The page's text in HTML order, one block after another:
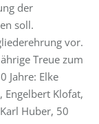
der
soll.
vor.
Treue zum
Jahre: Elke
Engelbert Klofat,
Huber, 50